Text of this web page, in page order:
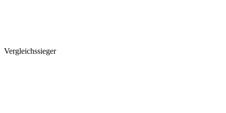
Vergleichssieger